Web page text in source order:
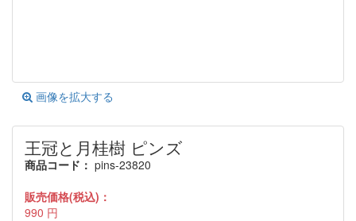
画像を拡大する
王冠と月桂樹 ピンズ
商品コード： pins-23820
販売価格(税込)：
990 円